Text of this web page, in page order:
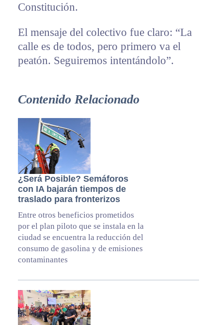
Constitución.
El mensaje del colectivo fue claro: “La
calle es de todos, pero primero va el
peatón. Seguiremos intentándolo”.
Contenido Relacionado
¿Será Posible? Semáforos
con IA bajarán tiempos de
traslado para fronterizos
Entre otros beneficios prometidos
por el plan piloto que se instala en la
ciudad se encuentra la reducción del
consumo de gasolina y de emisiones
contaminantes